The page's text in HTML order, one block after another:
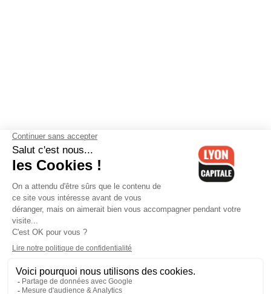
Contactez-nous-Mentions légales-CGV-Politique de
confidentialité-Gestion des cookies